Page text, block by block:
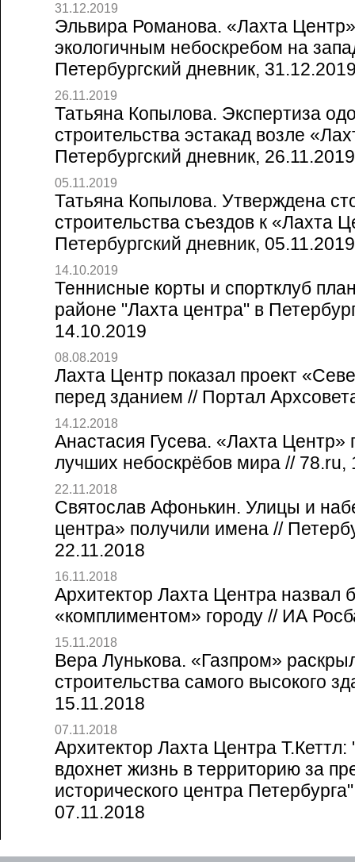
31.12.2019
Эльвира Романова. «Лахта
экологичным небоскребом на
Петербургский дневник,
26.11.2019
Татьяна Копылова. Экспертиза
строительства эстакад возле
Петербургский дневник, 26.11.2019
05.11.2019
Татьяна Копылова. Утверждена
строительства съездов к «Лахта
Петербургский дневник, 05.11.2019
14.10.2019
Теннисные корты и спортклуб
районе "Лахта центра" в
14.10.2019
08.08.2019
Лахта Центр показал проект
перед зданием // Портал
14.12.2018
Анастасия Гусева. «Лахта Центр»
лучших небоскрёбов мира // 78.ru,
22.11.2018
Святослав Афонькин. Улицы и
центра» получили имена //
22.11.2018
16.11.2018
Архитектор Лахта Центра назвал
«комплиментом» городу // ИА
15.11.2018
Вера Лунькова. «Газпром»
строительства самого высокого
15.11.2018
07.11.2018
Архитектор Лахта Центра
вдохнет жизнь в территорию за
исторического центра
07.11.2018